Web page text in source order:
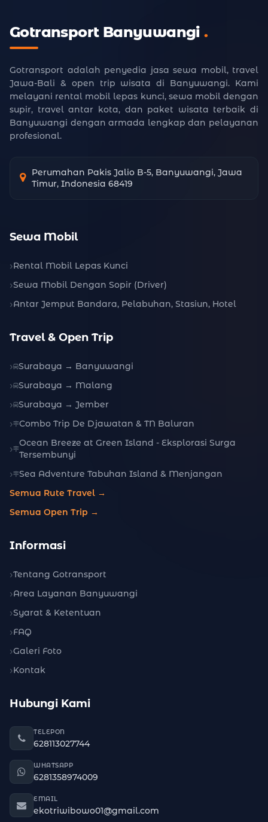
Gotransport Banyuwangi.
Gotransport adalah penyedia jasa sewa mobil, travel
Jawa-Bali & open trip wisata di Banyuwangi. Kami
melayani rental mobil lepas kunci, sewa mobil dengan
supir, travel antar kota, dan paket wisata terbaik di
Banyuwangi dengan armada lengkap dan pelayanan
profesional.
Perumahan Pakis Jalio B-5, Banyuwangi, Jawa
Timur, Indonesia 68419
Sewa Mobil
Rental Mobil Lepas Kunci
Sewa Mobil Dengan Sopir (Driver)
Antar Jemput Bandara, Pelabuhan, Stasiun, Hotel
Travel & Open Trip
Surabaya → Banyuwangi
Surabaya → Malang
Surabaya → Jember
Combo Trip De Djawatan & TN Baluran
Ocean Breeze at Green Island - Eksplorasi Surga
Tersembunyi
Sea Adventure Tabuhan Island & Menjangan
Semua Rute Travel →
Semua Open Trip →
Informasi
Tentang Gotransport
Area Layanan Banyuwangi
Syarat & Ketentuan
FAQ
Galeri Foto
Kontak
Hubungi Kami
TELEPON
628113027744
WHATSAPP
6281358974009
EMAIL
ekotriwibowo01@gmail.com